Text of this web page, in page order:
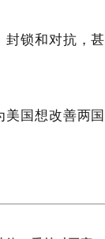
封锁和对抗，甚
国想改善两国